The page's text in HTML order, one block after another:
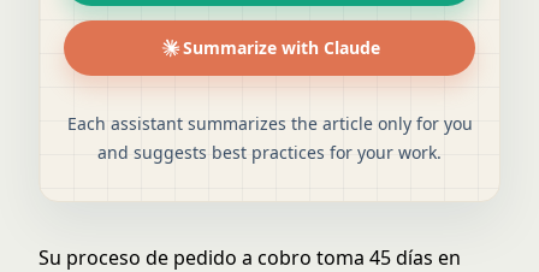
Summarize with Claude
Each assistant summarizes the article only for you
and suggests best practices for your work.
Su proceso de pedido a cobro toma 45 días en